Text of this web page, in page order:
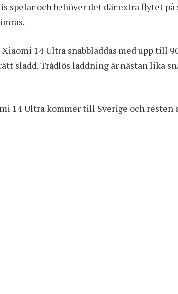
spelar och behöver det där extra flytet på
14 Ultra snabbladdas med upp till
sladd. Trådlös laddning är nästan lika
14 Ultra kommer till Sverige och resten